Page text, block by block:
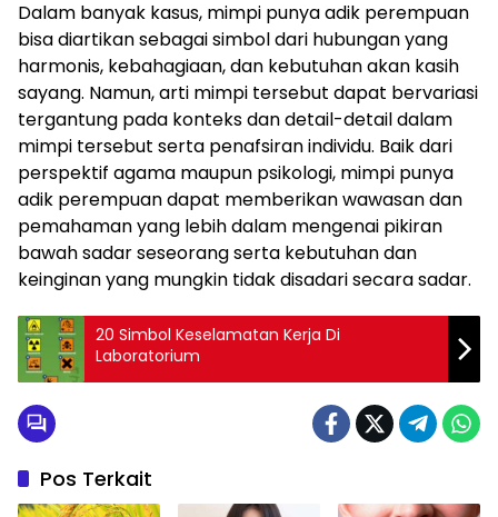
Dalam banyak kasus, mimpi punya adik perempuan
bisa diartikan sebagai simbol dari hubungan yang
harmonis, kebahagiaan, dan kebutuhan akan kasih
sayang. Namun, arti mimpi tersebut dapat bervariasi
tergantung pada konteks dan detail-detail dalam
mimpi tersebut serta penafsiran individu. Baik dari
perspektif agama maupun psikologi, mimpi punya
adik perempuan dapat memberikan wawasan dan
pemahaman yang lebih dalam mengenai pikiran
bawah sadar seseorang serta kebutuhan dan
keinginan yang mungkin tidak disadari secara sadar.
20 Simbol Keselamatan Kerja Di
Laboratorium
Pos Terkait